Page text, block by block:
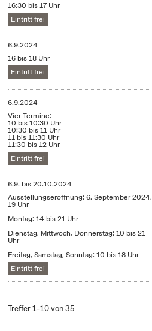
16:30 bis 17 Uhr
Eintritt frei
6.9.2024
16 bis 18 Uhr
Eintritt frei
6.9.2024
Vier Termine:
10 bis 10:30 Uhr
10:30 bis 11 Uhr
11 bis 11:30 Uhr
11:30 bis 12 Uhr
Eintritt frei
6.9. bis20.10.2024
Ausstellungseröffnung: 6. September 2024,
19 Uhr
Montag: 14 bis 21 Uhr
Dienstag, Mittwoch, Donnerstag: 10 bis 21
Uhr
Freitag, Samstag, Sonntag: 10 bis 18 Uhr
Eintritt frei
Treffer 1–10 von 35